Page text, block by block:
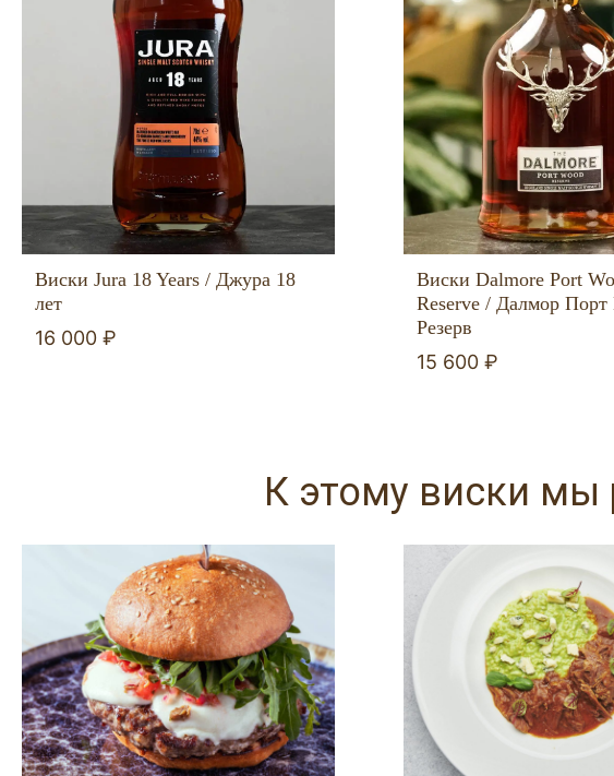
Виски Jura 18 Years / Джура 18
лет
16 000 ₽
Виски Dalmore Port
Reserve / Далмор Порт
Резерв
15 600 ₽
К этому виски мы